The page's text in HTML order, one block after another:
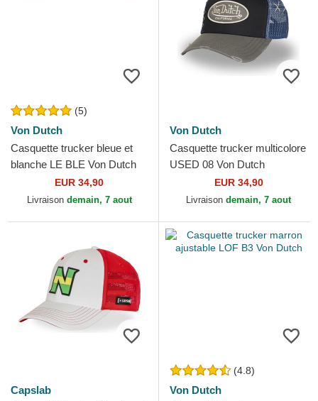
(5)
Von Dutch
Casquette trucker bleue et
blanche LE BLE Von Dutch
EUR 34,90
Livraison demain, 7 aout
Von Dutch
Casquette trucker multicolore
USED 08 Von Dutch
EUR 34,90
Livraison demain, 7 aout
Capslab
(4.8)
Von Dutch